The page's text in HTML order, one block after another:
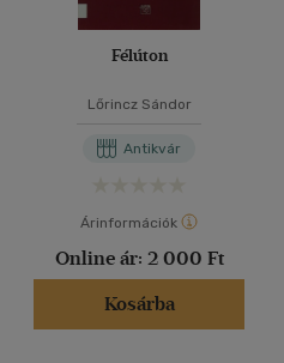
Félúton
Lőrincz Sándor
Antikvár
Árinformációk
Online ár: 2 000 Ft
Kosárba